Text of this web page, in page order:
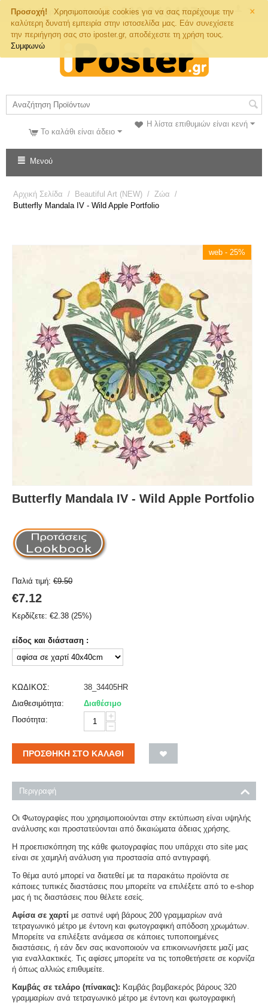
×
Προσοχή!
Χρησιμοποιούμε cookies για να σας παρέχουμε την
καλύτερη δυνατή εμπειρία στην ιστοσελίδα μας. Εάν συνεχίσετε
την περιήγηση σας στο iposter.gr, αποδέχεστε τη χρήση τους.
Συμφωνώ
Τηλ. Παραγγελιών
Η λίστα επιθυμιών είναι κενή
Το καλάθι είναι άδειο
Μενού
Αρχική Σελίδα / Beautiful Art (NEW) / Ζώα /
Butterfly Mandala IV - Wild Apple Portfolio
web - 25%
Butterfly Mandala IV - Wild Apple Portfolio
Παλιά τιμή: €9.50
€7.12
Κερδίζετε: €2.38 (25%)
είδος και διάσταση :
ΚΩΔΙΚΟΣ:
38_34405HR
Διαθεσιμότητα:
Διαθέσιμο
Ποσότητα:
+
−
ΠΡΟΣΘΉΚΗ ΣΤΟ ΚΑΛΆΘΙ
Περιγραφή
Οι Φωτογραφίες που χρησιμοποιούνται στην εκτύπωση είναι υψηλής
ανάλυσης και προστατεύονται από δικαιώματα άδειας χρήσης.
Η προεπισκόπηση της κάθε φωτογραφίας που υπάρχει στο site μας
είναι σε χαμηλή ανάλυση για προστασία από αντιγραφή.
Το θέμα αυτό μπορεί να διατεθεί με τα παρακάτω προϊόντα σε
κάποιες τυπικές διαστάσεις που μπορείτε να επιλέξετε από το e-shop
μας ή τις διαστάσεις που θέλετε εσείς.
Αφίσα σε χαρτί με σατινέ υφή βάρους 200 γραμμαρίων ανά
τετραγωνικό μέτρο με έντονη και φωτογραφική απόδοση χρωμάτων.
Μπορείτε να επιλέξετε ανάμεσα σε κάποιες τυποποιημένες
διαστάσεις, ή εάν δεν σας ικανοποιούν να επικοινωνήσετε μαζί μας
για εναλλακτικές. Τις αφίσες μπορείτε να τις τοποθετήσετε σε κορνίζα
ή όπως αλλιώς επιθυμείτε.
Καμβάς σε τελάρο (πίνακας): Καμβάς βαμβακερός βάρους 320
γραμμαρίων ανά τετραγωνικό μέτρο με έντονη και φωτογραφική